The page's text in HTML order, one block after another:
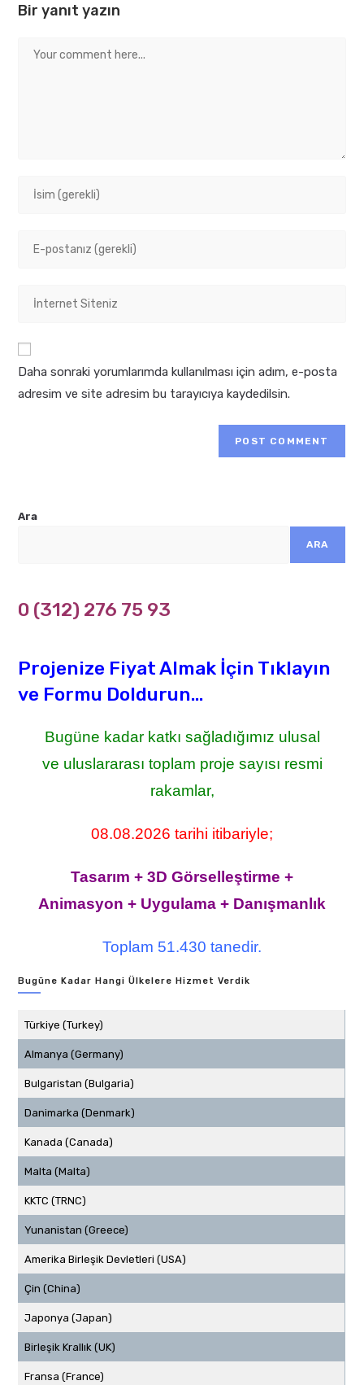
Bir yanıt yazın
Comment
comment
address
comment
URL
(optional)
Daha sonraki yorumlarımda kullanılması için adım, e-posta
adresim ve site adresim bu tarayıcıya kaydedilsin.
Ara
ARA
0 (312) 276 75 93
Projenize Fiyat Almak İçin Tıklayın
ve Formu Doldurun...
Bugüne kadar katkı sağladığımız ulusal
ve uluslararası toplam proje sayısı resmi
rakamlar,
08.08.2026 tarihi itibariyle;
Tasarım + 3D Görselleştirme +
Animasyon + Uygulama + Danışmanlık
Toplam 51.430 tanedir.
Bugüne Kadar Hangi Ülkelere Hizmet Verdik
Türkiye (Turkey)
Almanya (Germany)
Bulgaristan (Bulgaria)
Danimarka (Denmark)
Kanada (Canada)
Malta (Malta)
KKTC (TRNC)
Yunanistan (Greece)
Amerika Birleşik Devletleri (USA)
Çin (China)
Japonya (Japan)
Birleşik Krallık (UK)
Fransa (France)